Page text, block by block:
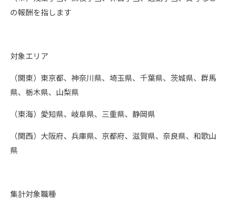
の報酬を指します
対象エリア
（関東）東京都、神奈川県、埼玉県、千葉県、茨城県、群馬
県、栃木県、山梨県
（東海）愛知県、岐阜県、三重県、静岡県
（関西）大阪府、兵庫県、京都府、滋賀県、奈良県、和歌山
県
集計対象職種